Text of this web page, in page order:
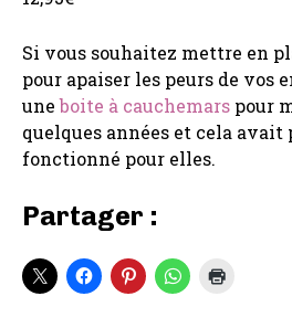
Si vous souhaitez mettre en
pour apaiser les peurs de vos
uneboite à cauchemars pour
quelques années et cela
fonctionné pour elles.
Partager :